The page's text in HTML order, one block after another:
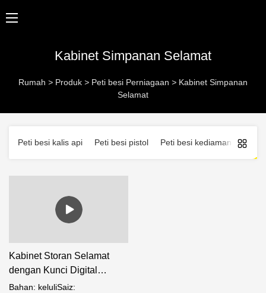
Kabinet Simpanan Selamat
Rumah > Produk > Peti besi Perniagaan > Kabinet Simpanan
Selamat
Peti besi kalis api Peti besi pistol Peti besi kediaman Peti
Kabinet Storan Selamat
dengan Kunci Digital
Elektronik M1
Bahan: keluliSaiz: